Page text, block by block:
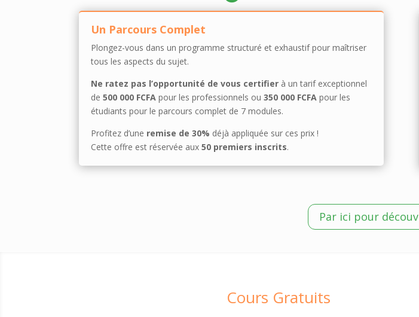
Un Parcours Complet
Plongez-vous dans un programme structuré et exhaustif pour maîtriser
tous les aspects du sujet.
Ne ratez pas l’opportunité de vous certifier à un tarif exceptionnel
de 500 000 FCFA pour les professionnels ou 350 000 FCFA pour les
étudiants pour le parcours complet de 7 modules.
Profitez d’une remise de 30% déjà appliquée sur ces prix !
Cette offre est réservée aux 50 premiers inscrits.
Par ici pour
Cours Gratuits